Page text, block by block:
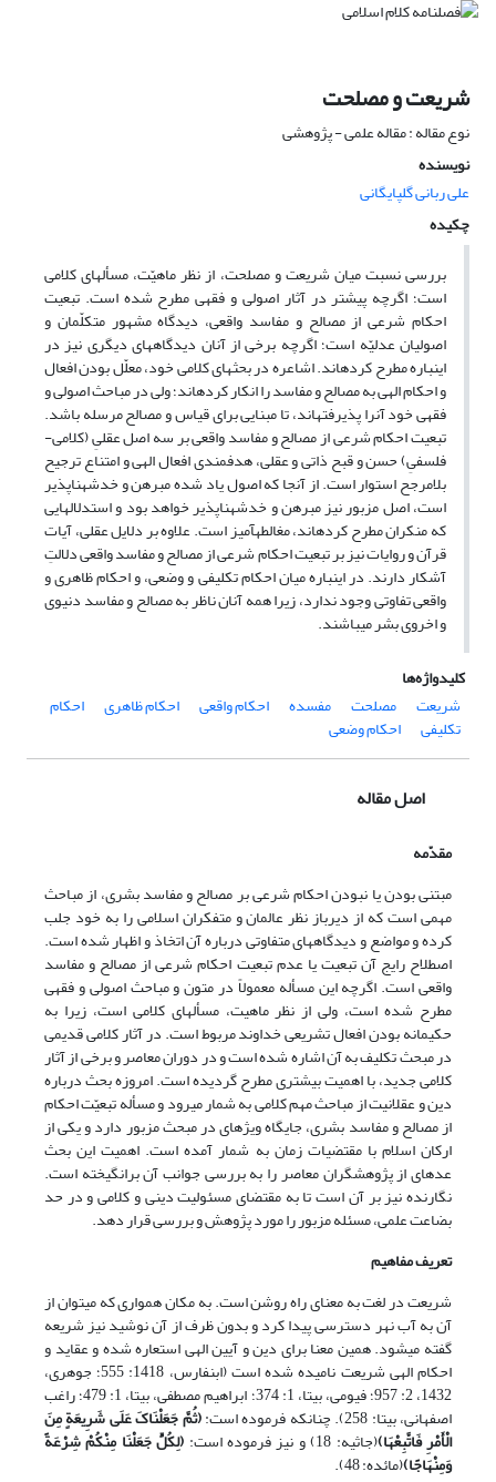
شریعت و مصلحت
نوع مقاله : مقاله علمی - پژوهشی
نویسنده
علی ربانی گلپایگانی
چکیده
بررسی نسبت میان شریعت و مصلحت، از نظر ماهیّت، مسأله‏ای کلامی
است؛ اگرچه پیش‏تر در آثار اصولی و فقهی مطرح شده است. تبعیت
احکام شرعی از مصالح و مفاسد واقعی، دیدگاه مشهور متکلّمان و
اصولیان عدلیّه است؛ اگرچه برخی از آنان دیدگاه‏های دیگری نیز در
این‏باره مطرح کرده‏اند. اشاعره در بحث‏های کلامی خود، معلّل بودن افعال
و احکام الهی به مصالح و مفاسد را انکار کرده‏اند؛ ولی در مباحث اصولی و
فقهی خود آن‏را پذیرفته‏اند، تا مبنایی برای قیاس و مصالح مرسله باشد.
تبعیت احکام شرعی از مصالح و مفاسد واقعی بر سه اصل عقلیِ (کلامی-
فلسفیِ) حسن و قبح ذاتی و عقلی، هدف‏مندی افعال الهی و امتناع ترجیح
بلامرجح استوار است. از آنجا که اصول یاد شده مبرهن و خدشه‏ناپذیر
است، اصل مزبور نیز مبرهن و خدشه‏ناپذیر خواهد بود و استدلال‏هایی
که منکران مطرح کرده‏اند، مغالطه‏آمیز است. علاوه بر دلایل عقلی، آیات
قرآن و روایات نیز بر تبعیت احکام شرعی از مصالح و مفاسد واقعی دلالتِ
آشکار دارند. در این‏باره میان احکام تکلیفی و وضعی، و احکام ظاهری و
واقعی تفاوتی وجود ندارد، زیرا همه آنان ناظر به مصالح و مفاسد دنیوی
و اخروی بشر می‏باشند.
کلیدواژه‌ها
شریعت
مصلحت مفسده احکام واقعی احکام ظاهری احکام
تکلیفی احکام وضعی
اصل مقاله
مقدّمه
مبتنی بودن یا نبودن احکام شرعی بر مصالح و مفاسد بشری، از مباحث
مهمی است که از دیرباز نظر عالمان و متفکران اسلامی را به خود جلب
کرده و مواضع و دیدگاه‏های متفاوتی درباره آن اتخاذ و اظهار شده است.
اصطلاح رایج آن تبعیت یا عدم تبعیت احکام شرعی از مصالح و مفاسد
واقعی است. اگرچه این مسأله معمولاً در متون و مباحث اصولی و فقهی
مطرح شده است، ولی از نظر ماهیت، مسأله‏ای کلامی است، زیرا به
حکیمانه بودن افعال تشریعی خداوند مربوط است. در آثار کلامی قدیمی
در مبحث تکلیف به آن اشاره شده است و در دوران معاصر و برخی از آثار
کلامی جدید، با اهمیت بیشتری مطرح گردیده است. امروزه بحث درباره
دین و عقلانیت از مباحث مهم کلامی به شمار می‏رود و مسأله تبعیّت احکام
از مصالح و مفاسد بشری، جایگاه ویژه‏ای در مبحث مزبور دارد و یکی از
ارکان اسلام با مقتضیات زمان به شمار آمده است. اهمیت این بحث
عده‏ای از پژوهشگران معاصر را به بررسی جوانب آن برانگیخته است.
نگارنده نیز بر آن است تا به مقتضای مسئولیت دینی و کلامی و در حد
بضاعت علمی، مسئله مزبور را مورد پژوهش و بررسی قرار دهد.
تعریف مفاهیم
شریعت در لغت به معنای راه روشن است. به مکان همواری که می‎توان از
آن به آب نهر دسترسی پیدا کرد و بدون ظرف از آن نوشید نیز شریعه
گفته می‎شود. همین معنا برای دین و آیین الهی استعاره شده و عقاید و
احکام الهی شریعت نامیده شده است (ابن‏فارس، 1418: 555؛ جوهری،
1432، 2: 957؛ فیومی، بی‏تا، 1: 374؛ ابراهیم مصطفی، بی‏تا، 1: 479؛ راغب
اصفهانی، بی‏تا: 258). چنان‎که فرموده است: (ثُمَّ جَعَلْنَاکَ عَلَى شَرِیعَةٍ مِنَ
الْأَمْرِ فَاتَّبِعْهَا)(جاثیه: 18) و نیز فرموده است: (لِکُلٍّ جَعَلْنَا مِنْکُمْ شِرْعَةً
وَمِنْهَاجًا)(مائده: 48).